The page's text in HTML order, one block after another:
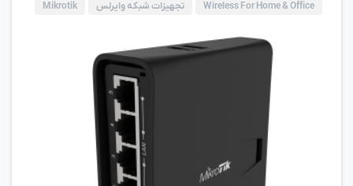
Wireless For Home & Office تجهیزات شبکه وایرلس Mikrotik